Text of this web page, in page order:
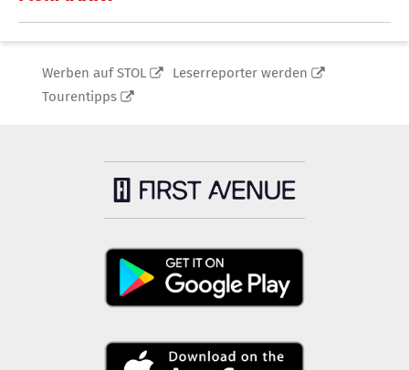
Werben auf STOL
Leserreporter werden
Tourentipps